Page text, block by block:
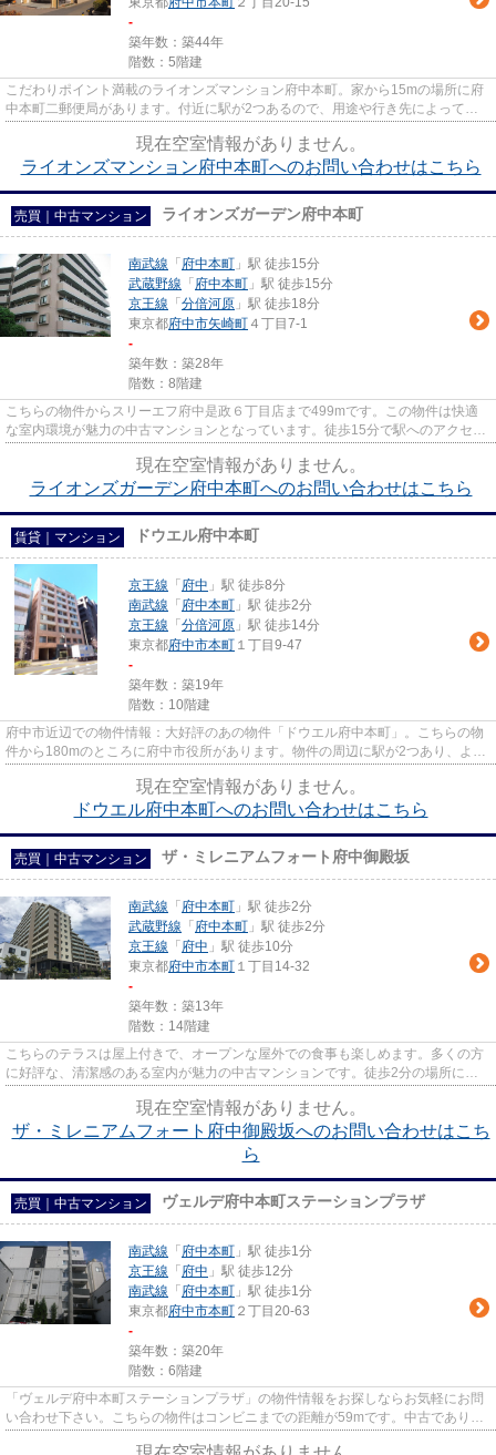
-
築年数：築44年
階数：5階建
こだわりポイント満載のライオンズマンション府中本町。家から15mの場所に府
中本町二郵便局があります。付近に駅が2つあるので、用途や行き先によって経
現在空室情報がありません。
ライオンズマンション府中本町へのお問い合わせはこちら
売買｜中古マンション ライオンズガーデン府中本町
南武線 「 府中本町 」駅 徒歩15分
武蔵野線 「 府中本町 」駅 徒歩15分
京王線 「 分倍河原 」駅 徒歩18分
東京都府中市矢崎町 ４丁目7-1
-
築年数：築28年
階数：8階建
こちらの物件からスリーエフ府中是政６丁目店まで499mです。この物件は快適
な室内環境が魅力の中古マンションとなっています。徒歩15分で駅へのアクセス
現在空室情報がありません。
ライオンズガーデン府中本町へのお問い合わせはこちら
賃貸｜マンション ドウエル府中本町
京王線 「 府中 」駅 徒歩8分
南武線 「 府中本町 」駅 徒歩2分
京王線 「 分倍河原 」駅 徒歩14分
東京都府中市本町 １丁目9-47
-
築年数：築19年
階数：10階建
府中市近辺での物件情報：大好評のあの物件「ドウエル府中本町」。こちらの物
件から180mのところに府中市役所があります。物件の周辺に駅が2つあり、よく
現在空室情報がありません。
ドウエル府中本町へのお問い合わせはこちら
売買｜中古マンション ザ・ミレニアムフォート府中御殿坂
南武線 「 府中本町 」駅 徒歩2分
武蔵野線 「 府中本町 」駅 徒歩2分
京王線 「 府中 」駅 徒歩10分
東京都府中市本町 １丁目14-32
-
築年数：築13年
階数：14階建
こちらのテラスは屋上付きで、オープンな屋外での食事も楽しめます。多くの方
に好評な、清潔感のある室内が魅力の中古マンションです。徒歩2分の場所に駅
現在空室情報がありません。
ザ・ミレニアムフォート府中御殿坂へのお問い合わせはこち
ら
売買｜中古マンション ヴェルデ府中本町ステーションプラザ
南武線 「 府中本町 」駅 徒歩1分
京王線 「 府中 」駅 徒歩12分
南武線 「 府中本町 」駅 徒歩1分
東京都府中市本町 ２丁目20-63
-
築年数：築20年
階数：6階建
「ヴェルデ府中本町ステーションプラザ」の物件情報をお探しならお気軽にお問
い合わせ下さい。こちらの物件はコンビニまでの距離が59mです。中古でありな